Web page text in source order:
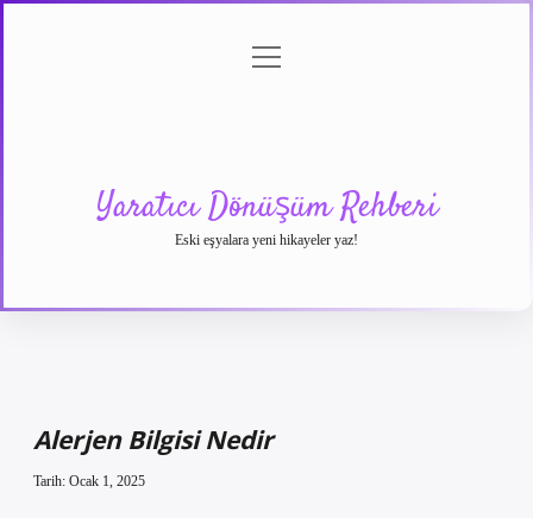
menüyü
Yaratıcı Dönüşüm Rehberi
Eski eşyalara yeni hikayeler yaz!
Alerjen Bilgisi Nedir
Tarih: Ocak 1, 2025